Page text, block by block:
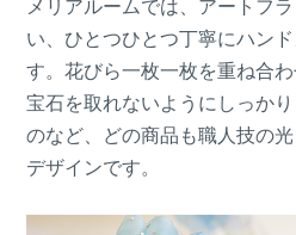
メリアルームでは、アートフ
い、ひとつひとつ丁寧にハン
す。花びら一枚一枚を重ね合
宝石を取れないようにしっか
のなど、どの商品も職人技の
デザインです。